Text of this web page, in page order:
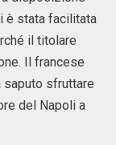
è stata facilitata
il titolare
Il francese
saputo sfruttare
del Napoli a